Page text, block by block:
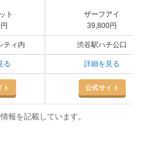
ト
ザーフアイ
39,800円
ティ内 渋谷駅ハチ公口
る 詳細を見る
ト 公式サイト
報を記載しています。